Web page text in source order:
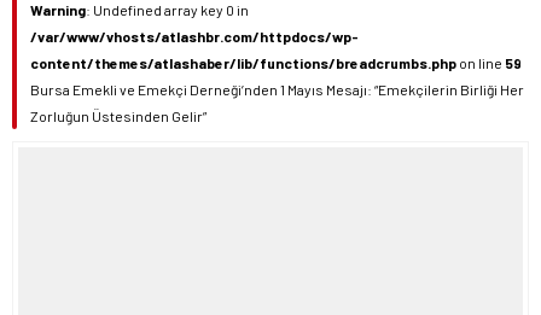
Warning: Undefined array key 0 in
/var/www/vhosts/atlashbr.com/httpdocs/wp-
content/themes/atlashaber/lib/functions/breadcrumbs.php on line 59
Bursa Emekli ve Emekçi Derneği’nden 1 Mayıs Mesajı: “Emekçilerin Birliği Her
Zorluğun Üstesinden Gelir”